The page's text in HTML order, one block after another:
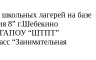
лагерей на базе
8” г.Шебекино
“ШТПТ”
“Занимательная